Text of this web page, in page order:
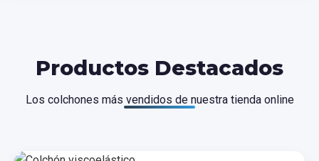
Productos Destacados
Los colchones más vendidos de nuestra tienda online